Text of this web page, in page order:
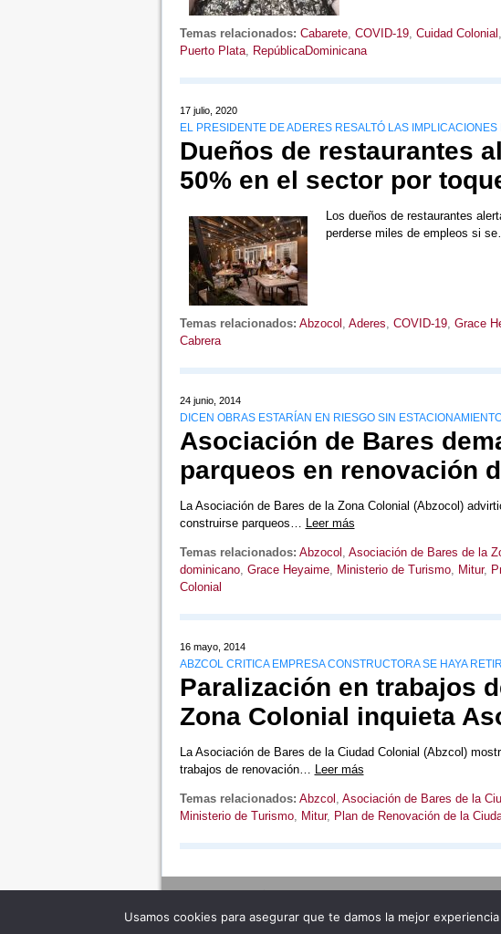
Temas relacionados: Cabarete, COVID-19, Cuidad Colonial ,
Puerto Plata, RepúblicaDominicana
17 julio, 2020
EL PRESIDENTE DE ADERES RESALTÓ LAS
Dueños de restaurantes
50% en el sector por
Los dueños de restaurantes
perderse miles de empleos si
Temas relacionados: Abzocol , Aderes, COVID-19, Grace
Cabrera
24 junio, 2014
DICEN OBRAS ESTARÍAN EN RIESGO SIN
Asociación de Bares
parqueos en renovación
La Asociación de Bares de la Zona Colonial (Abzocol)
construirse parqueos… Leer más
Temas relacionados: Abzocol , Asociación de Bares de la
dominicano, Grace Heyaime, Ministerio de Turismo, Mitur,
Colonial
16 mayo, 2014
ABZCOL CRITICA EMPRESA CONSTRUCTORA SE HAYA
Paralización en trabajos
Zona Colonial inquieta
La Asociación de Bares de la Ciudad Colonial (Abzcol)
trabajos de renovación… Leer más
Temas relacionados: Abzcol , Asociación de Bares de la
Ministerio de Turismo, Mitur, Plan de Renovación de la
Usamos cookies para asegurar que te damos la mejor